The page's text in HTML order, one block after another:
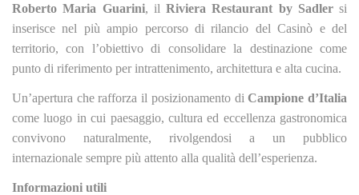
Roberto Maria Guarini, il Riviera Restaurant by Sadlersi
inserisce nel più ampio percorso di rilancio del Casinò e del
territorio, con l’obiettivo di consolidare la destinazione come
punto di riferimento per intrattenimento, architettura e alta cucina.
Un’apertura che rafforza il posizionamento diCampione d’Italia
come luogo in cui paesaggio, cultura ed eccellenza gastronomica
convivono naturalmente, rivolgendosi a un pubblico
internazionale sempre più attento alla qualità dell’esperienza.
Informazioni utili